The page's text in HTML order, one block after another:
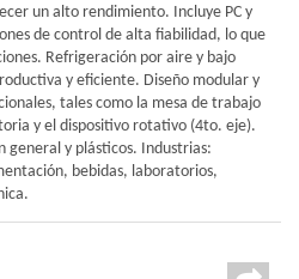
un alto rendimiento. Incluye PC y
de control de alta fiabilidad, lo que
Refrigeración por aire y bajo
y eficiente. Diseño modular y
tales como la mesa de trabajo
y el dispositivo rotativo (4to. eje).
general y plásticos. Industrias:
bebidas, laboratorios,